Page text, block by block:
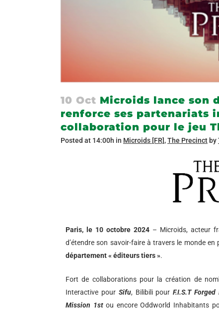
10 Oct Microids lance son
renforce ses partenariats
collaboration pour le jeu
Posted at 14:00h in Microids [FR],The Precinct by
Paris, le 10 octobre 2024 – Microids, acteur
d’étendre son savoir-faire à travers le monde
département « éditeurs tiers ».
Fort de collaborations pour la création de
Interactive pour Sifu, Bilibili pourF.I.S.T
Mission 1stou encore Oddworld Inhabitants